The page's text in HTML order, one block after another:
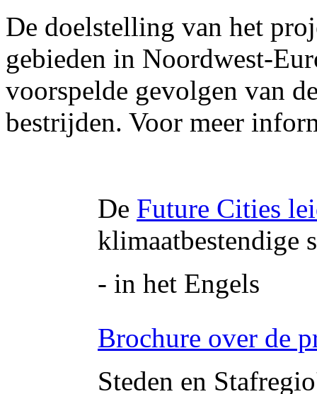
De doelstelling van het
gebieden in Noordwest-
voorspelde gevolgen van
bestrijden. Voor meer
De Future Cities
klimaatbestendige
- in het Engels
Brochure over de
Steden en